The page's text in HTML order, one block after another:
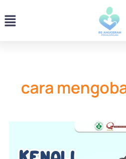
to
content
Menu
cara